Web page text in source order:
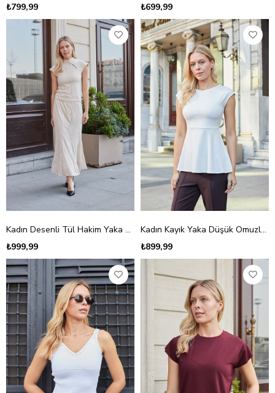
₺799,99
₺699,99
Kadın Desenli Tül Hakim Yaka Düşük Omuzlu Likralı Body Bluz-Bej
₺999,99
Kadın Kayık Yaka Düşük Omuzlu Eteği Volanlı Likralı Body Bluz-Beyaz
₺899,99